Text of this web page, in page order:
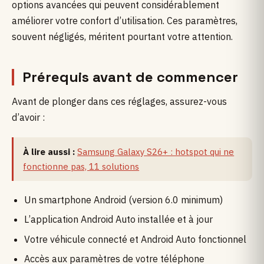
options avancées qui peuvent considérablement
améliorer votre confort d’utilisation. Ces paramètres,
souvent négligés, méritent pourtant votre attention.
Prérequis avant de commencer
Avant de plonger dans ces réglages, assurez-vous
d’avoir :
À lire aussi : Samsung Galaxy S26+ : hotspot qui ne
fonctionne pas, 11 solutions
Un smartphone Android (version 6.0 minimum)
L’application Android Auto installée et à jour
Votre véhicule connecté et Android Auto fonctionnel
Accès aux paramètres de votre téléphone